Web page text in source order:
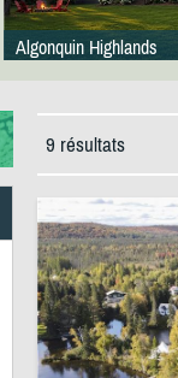
Algonquin Highlands
9 résultats